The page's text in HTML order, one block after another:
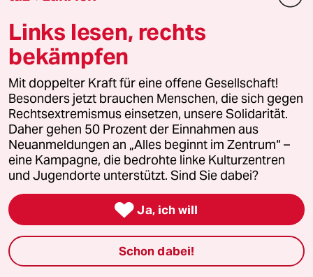
Bis 2030 wird - gemäss
Klimaabkommen - die Emission von
China übrigens auf das Doppelte
steigen von USA und EU zusammen.
Genauer gesagt, wie ich eben
gelesen habe: Wenn China sich
streng an das Abkommen hält,
werden sie doppelt so viel Extra-CO2
ausstossen wie die USA *nach dem
CW cursed with a brain
02.06.2017,14:42 Uhr
Links lesen, rechts
bekämpfen
Mit doppelter Kraft für eine offene Gesellschaft!
Besonders jetzt brauchen Menschen, die sich gegen
Rechtsextremismus einsetzen, unsere Solidarität.
Daher gehen 50 Prozent der Einnahmen aus
Neuanmeldungen an „Alles beginnt im Zentrum“ –
eine Kampagne, die bedrohte linke Kulturzentren
und Jugendorte unterstützt. Sind Sie dabei?
 Ja, ich will
Schon dabei!